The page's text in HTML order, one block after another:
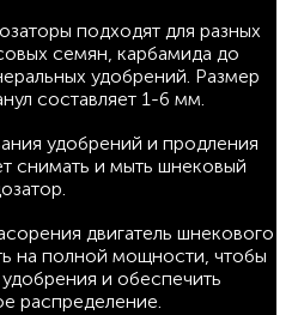
подходят для разных
семян, карбамида до
удобрений. Размер
составляет 1-6 мм.
удобрений и продления
снимать и мыть шнековый
двигатель шнекового
на полной мощности, чтобы
и обеспечить
распределение.